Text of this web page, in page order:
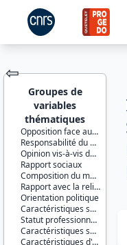
JEU DE
DONNÉES
⇦
Groupes de
variables
thématiques
Opposition face aux décisions gouvernementales
Responsabilité du gouvernement
Opinion vis-à-vis de l'action gouvernementale
Rapport sociaux
Composition du ménage
Rapport avec la religion
Orientation politique
Caractéristiques socio-démographiques de l'enquêté(e)
Statut professionnel du père de l'enquêté(e)
Caractéristiques socio-démographiques du conjoint de l'enquêté(e)
Caractéristiques d'enquête
Identifiants :
lil-0395
doi:10.13144/lil-